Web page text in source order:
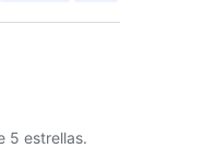
5 estrellas.